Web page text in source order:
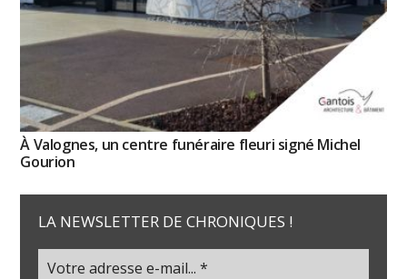
À Valognes, un centre funéraire fleuri signé Michel
Gourion
LA NEWSLETTER DE CHRONIQUES !